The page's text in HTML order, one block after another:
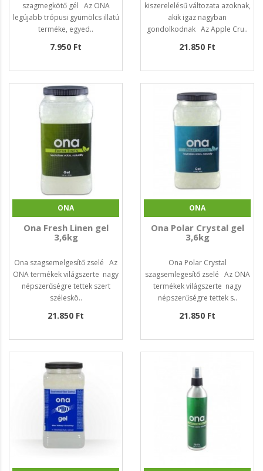
szagmegkötő gél Az ONA
legújabb trópusi gyümölcs illatú
terméke, egyed..
7.950 Ft
kiszerelelésű változata azoknak,
akik igaz nagyban
gondolkodnak Az Apple Cru..
21.850 Ft
ONA
Ona Fresh Linen gel
3,6kg
Ona szagsemelgesítő zselé Az
ONA termékek világszerte nagy
népszerűségre tettek szert
széleskö..
21.850 Ft
ONA
Ona Polar Crystal gel
3,6kg
Ona Polar Crystal
szagsemlegesítő zselé Az ONA
termékek világszerte nagy
népszerűségre tettek s..
21.850 Ft